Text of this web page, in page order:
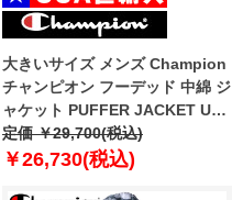
大きいサイズ メンズ Champion
チャンピオン フーデッド 中綿 ジ
ャケット PUFFER JACKET USA
直輸入 v74728-003
定価 ￥29,700(税込)
￥26,730(税込)